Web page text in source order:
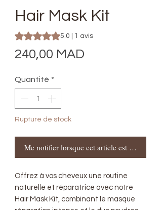
Hair Mask Kit
La note est de 5.0 sur cinq étoiles selon 1
5.0 | 1 avis
240,00 MAD
Quantité *
Rupture de stock
Me notifier lorsque cet article est disponible
Offrez à vos cheveux une routine
naturelle et réparatrice avec notre
Hair Mask Kit, combinant le masque